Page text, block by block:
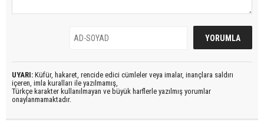
UYARI: Küfür, hakaret, rencide edici cümleler veya imalar, inançlara saldırı
içeren, imla kuralları ile yazılmamış,
Türkçe karakter kullanılmayan ve büyük harflerle yazılmış yorumlar
onaylanmamaktadır.